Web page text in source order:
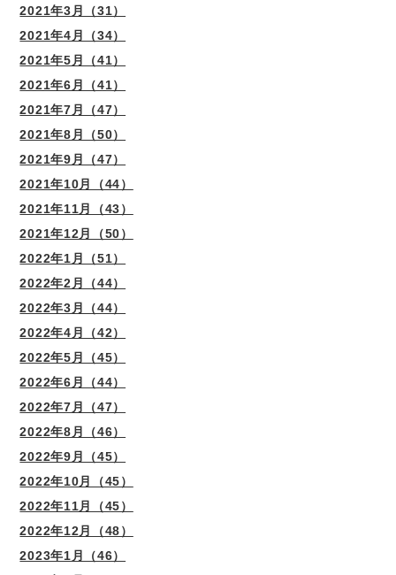
2021年3月（31）
2021年4月（34）
2021年5月（41）
2021年6月（41）
2021年7月（47）
2021年8月（50）
2021年9月（47）
2021年10月（44）
2021年11月（43）
2021年12月（50）
2022年1月（51）
2022年2月（44）
2022年3月（44）
2022年4月（42）
2022年5月（45）
2022年6月（44）
2022年7月（47）
2022年8月（46）
2022年9月（45）
2022年10月（45）
2022年11月（45）
2022年12月（48）
2023年1月（46）